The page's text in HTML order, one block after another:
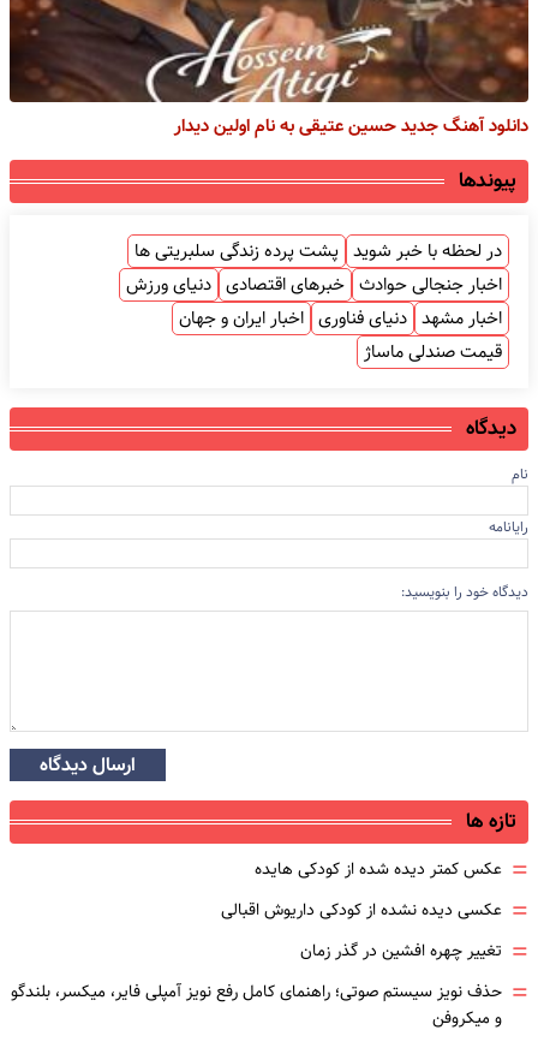
دانلود آهنگ جدید حسین عتیقی به نام اولین دیدار
پیوندها
در لحظه با خبر شوید پشت پرده زندگی سلبریتی ها
اخبار جنجالی حوادث خبرهای اقتصادی دنیای ورزش
اخبار مشهد دنیای فناوری اخبار ایران و جهان
قیمت صندلی ماساژ
دیدگاه
نام
رایانامه
دیدگاه خود را بنویسید:
ارسال دیدگاه
تازه ها
= عکس کمتر دیده شده از کودکی هایده
= عکسی دیده نشده از کودکی داریوش اقبالی
= تغییر چهره افشین در گذر زمان
= حذف نویز سیستم صوتی؛ راهنمای کامل رفع نویز آمپلی فایر، میکسر، بلندگو
و میکروفن